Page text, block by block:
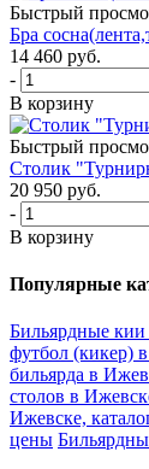
Быстрый
Бра
14 460 руб.
-
В корзину
Быстрый
Столик
20 950 руб.
-
В корзину
Популярные
Бильярдные кии
футбол (кикер)
бильярда в
столов в
Ижевске,
цены